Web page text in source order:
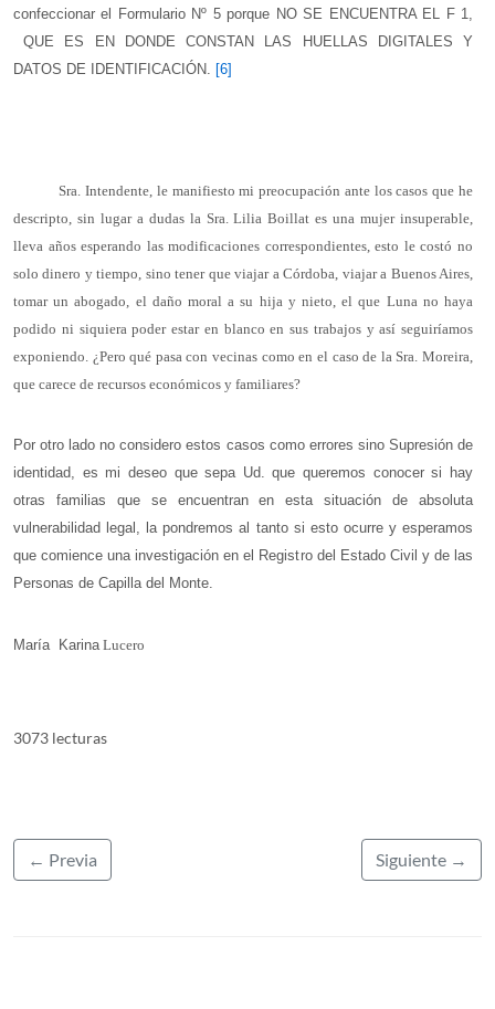
confeccionar el Formulario Nº 5 porque NO SE ENCUENTRA EL F 1,
QUE ES EN DONDE CONSTAN LAS HUELLAS DIGITALES Y
DATOS DE IDENTIFICACIÓN. [6]
Sra. Intendente, le manifiesto mi preocupación ante los casos que he
descripto, sin lugar a dudas la Sra. Lilia Boillat es una mujer insuperable,
lleva años esperando las modificaciones correspondientes, esto le costó no
solo dinero y tiempo, sino tener que viajar a Córdoba, viajar a Buenos Aires,
tomar un abogado, el daño moral a su hija y nieto, el que Luna no haya
podido ni siquiera poder estar en blanco en sus trabajos y así seguiríamos
exponiendo. ¿Pero qué pasa con vecinas como en el caso de la Sra. Moreira,
que carece de recursos económicos y familiares?
Por otro lado no considero estos casos como errores sino Supresión de
identidad, es mi deseo que sepa Ud. que queremos conocer si hay
otras familias que se encuentran en esta situación de absoluta
vulnerabilidad legal, la pondremos al tanto si esto ocurre y esperamos
que comience una investigación en el Registro del Estado Civil y de las
Personas de Capilla del Monte.
María Karina Lucero
3073 lecturas
← Previa Siguiente →